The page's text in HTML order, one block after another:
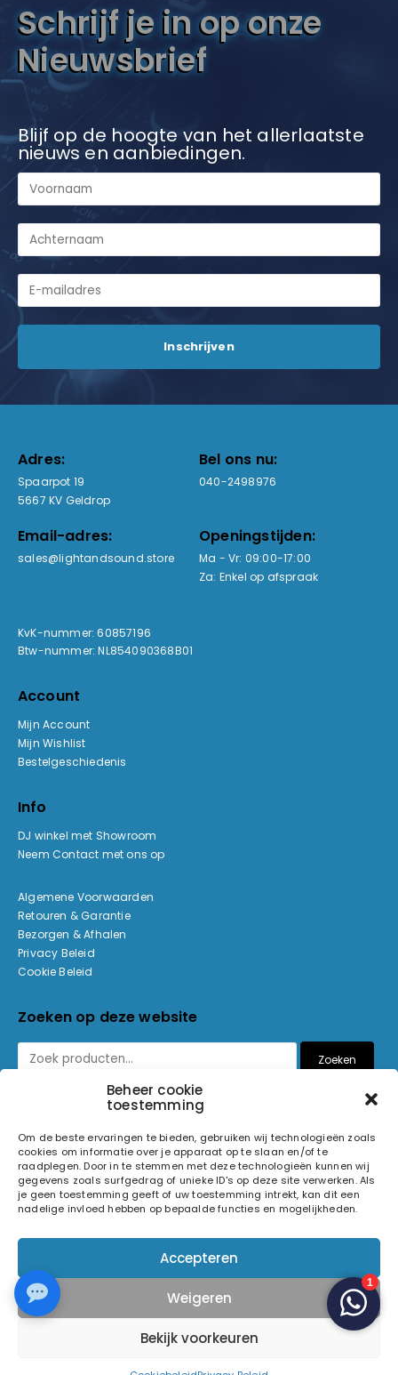
Beheer cookie
toestemming
Om de beste ervaringen te bieden, gebruiken wij technologieën zoals
cookies om informatie over je apparaat op te slaan en/of te
raadplegen. Door in te stemmen met deze technologieën kunnen wij
gegevens zoals surfgedrag of unieke ID's op deze site verwerken. Als
je geen toestemming geeft of uw toestemming intrekt, kan dit een
nadelige invloed hebben op bepaalde functies en mogelijkheden.
Accepteren
Weigeren
Bekijk voorkeuren
Schrijf je in op onze
Nieuwsbrief
Blijf op de hoogte van het allerlaatste
nieuws en aanbiedingen.
Adres:
Spaarpot 19
5667 KV Geldrop
Bel ons nu:
040-2498976
Email-adres:
sales@lightandsound.store
Openingstijden:
Ma - Vr: 09:00-17:00
Za: Enkel op afspraak
KvK-nummer: 60857196
Btw-nummer: NL854090368B01
Account
Mijn Account
Mijn Wishlist
Bestelgeschiedenis
Info
DJ winkel met Showroom
Neem Contact met ons op
Algemene Voorwaarden
Retouren & Garantie
Bezorgen & Afhalen
Privacy Beleid
Cookie Beleid
Zoeken op deze website
Zoeken
© 2026 Light and Sound Factory. Alle rechten voorbehouden.
Volg ons op